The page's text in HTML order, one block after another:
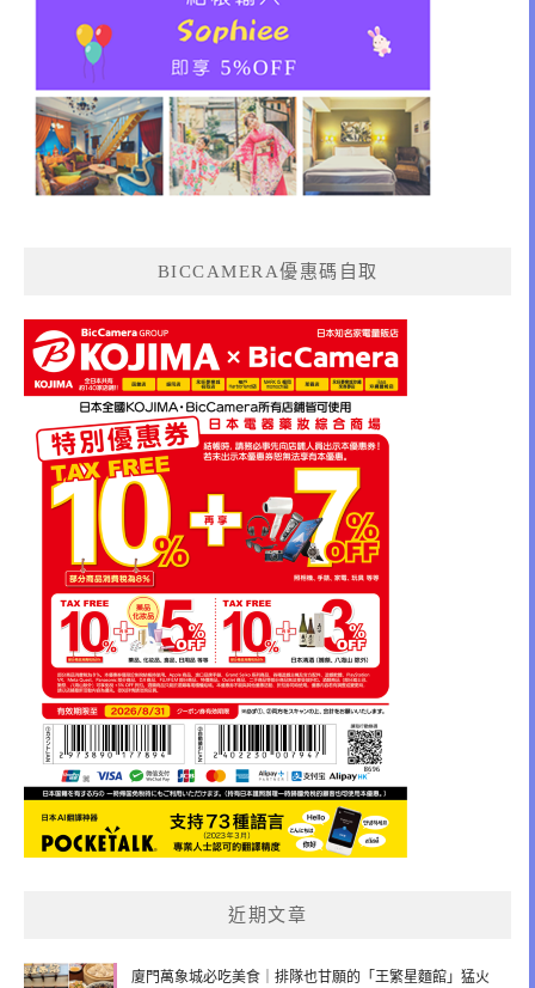
BICCAMERA優惠碼自取
近期文章
廈門萬象城必吃美食｜排隊也甘願的「王繁星麵館」猛火